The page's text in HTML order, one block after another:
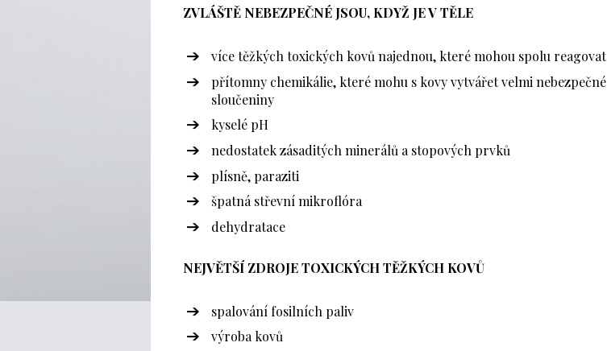
ZVLÁŠTĚ NEBEZPEČNÉ JSOU, KDYŽ JE V TĚLE
více těžkých toxických kovů najednou, které mohou spolu reagovat
přítomny chemikálie, které mohu s kovy vytvářet velmi nebezpečné
sloučeniny
kyselé pH
nedostatek zásaditých minerálů a stopových prvků
plísně, paraziti
špatná střevní mikroflóra
dehydratace
NEJVĚTŠÍ ZDROJE TOXICKÝCH TĚŽKÝCH KOVŮ
spalování fosilních paliv
výroba kovů